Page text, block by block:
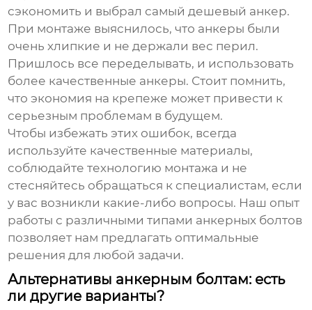
сэкономить и выбрал самый дешевый анкер.
При монтаже выяснилось, что анкеры были
очень хлипкие и не держали вес перил.
Пришлось все переделывать, и использовать
более качественные анкеры. Стоит помнить,
что экономия на крепеже может привести к
серьезным проблемам в будущем.
Чтобы избежать этих ошибок, всегда
используйте качественные материалы,
соблюдайте технологию монтажа и не
стесняйтесь обращаться к специалистам, если
у вас возникли какие-либо вопросы. Наш опыт
работы с различными типами анкерных болтов
позволяет нам предлагать оптимальные
решения для любой задачи.
Альтернативы анкерным болтам: есть
ли другие варианты?